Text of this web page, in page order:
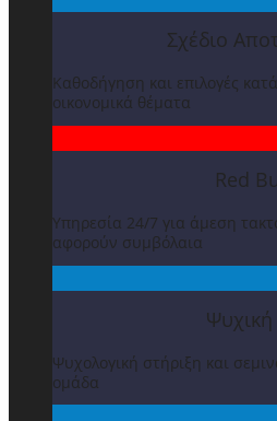
Σχέδιο
Καθοδήγηση και επιλογές
οικονομικά θέματα
Red
Υπηρεσία 24/7 για άμεση
αφορούν συμβόλαια
Ψυχική
Ψυχολογική στήριξη και
ομάδα